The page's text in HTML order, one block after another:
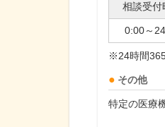
相談受付
0:00～
※24時間
その他
特定の医療